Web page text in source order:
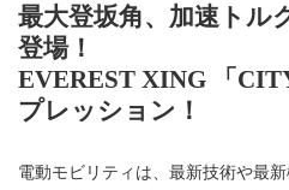
最大登坂角、加速トル
登場！
EVEREST XING 「
プレッション！
電動モビリティは、最新技術や最